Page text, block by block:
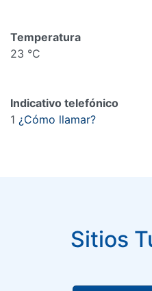
Temperatura
23 °C
Indicativo telefónico
1 ¿Cómo llamar?
Sitios